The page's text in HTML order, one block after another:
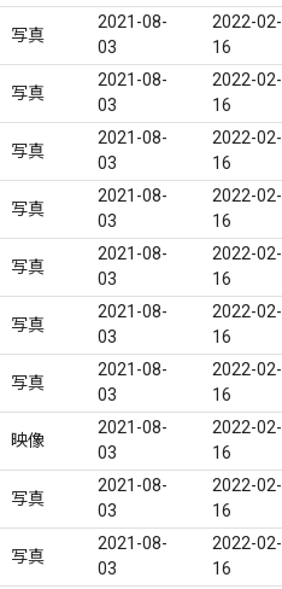
写真
2021-08-
03
2022-02-
16
写真
2021-08-
03
2022-02-
16
写真
2021-08-
03
2022-02-
16
写真
2021-08-
03
2022-02-
16
写真
2021-08-
03
2022-02-
16
写真
2021-08-
03
2022-02-
16
写真
2021-08-
03
2022-02-
16
映像
2021-08-
03
2022-02-
16
写真
2021-08-
03
2022-02-
16
写真
2021-08-
03
2022-02-
16